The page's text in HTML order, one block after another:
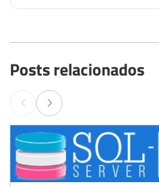
Posts relacionados